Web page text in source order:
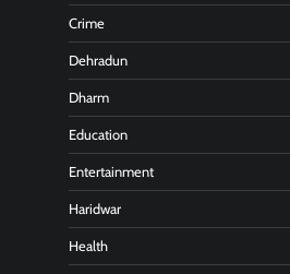
Crime
Dehradun
Dharm
Education
Entertainment
Haridwar
Health